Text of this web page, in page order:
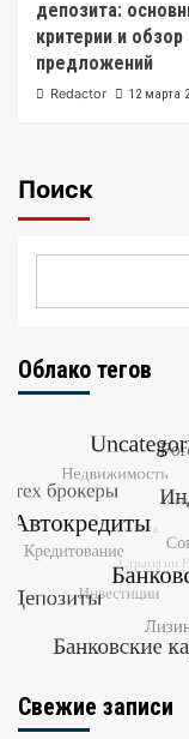
депозита:
критерии и обзор
предложений
Redactor 12 марта
Поиск
Облако тегов
Свежие записи